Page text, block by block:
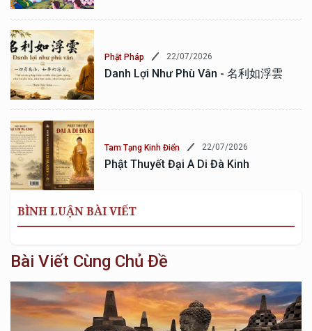
Phật Pháp 22/07/2026
Danh Lợi Như Phù Vân - 名利如浮雲
Tam Tạng Kinh Điển 22/07/2026
Phật Thuyết Đại A Di Đà Kinh
BÌNH LUẬN BÀI VIẾT
Bài Viết Cùng Chủ Đề